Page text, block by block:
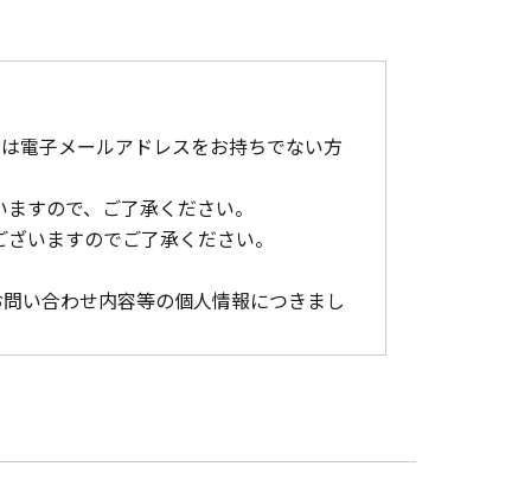
電子メールアドレスをお持ちでない方
すので、ご了承ください。
いますのでご了承ください。
い合わせ内容等の個人情報につきまし